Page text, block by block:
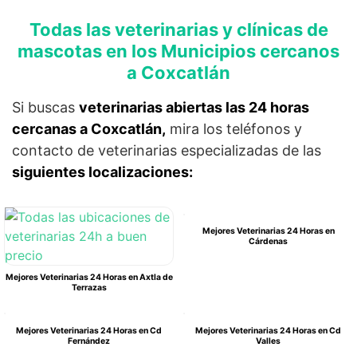
Todas las veterinarias y clínicas de
mascotas en los Municipios cercanos
a Coxcatlán
Si buscas veterinarias abiertas las 24 horas
cercanas a Coxcatlán, mira los teléfonos y
contacto de veterinarias especializadas de las
siguientes localizaciones:
Mejores Veterinarias 24 Horas en Axtla de
Terrazas
Mejores Veterinarias 24 Horas en
Cárdenas
Mejores Veterinarias 24 Horas en Cd
Fernández
Mejores Veterinarias 24 Horas en Cd
Valles